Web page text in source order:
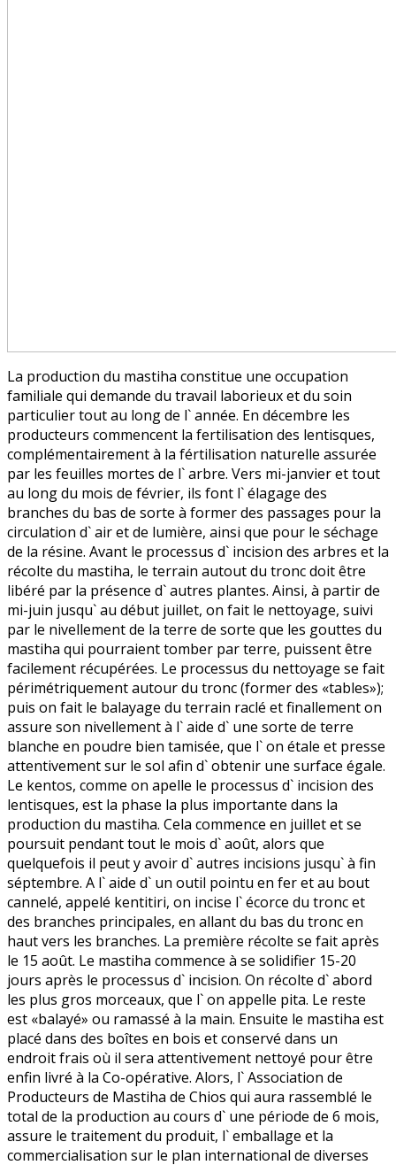
La production du mastiha constitue une occupation
familiale qui demande du travail laborieux et du soin
particulier tout au long de l` année. En décembre les
producteurs commencent la fertilisation des lentisques,
complémentairement à la fértilisation naturelle assurée
par les feuilles mortes de l` arbre. Vers mi-janvier et tout
au long du mois de février, ils font l` élagage des
branches du bas de sorte à former des passages pour la
circulation d` air et de lumière, ainsi que pour le séchage
de la résine. Avant le processus d` incision des arbres et la
récolte du mastiha, le terrain autout du tronc doit être
libéré par la présence d` autres plantes. Ainsi, à partir de
mi-juin jusqu` au début juillet, on fait le nettoyage, suivi
par le nivellement de la terre de sorte que les gouttes du
mastiha qui pourraient tomber par terre, puissent être
facilement récupérées. Le processus du nettoyage se fait
périmétriquement autour du tronc (former des «tables»);
puis on fait le balayage du terrain raclé et finallement on
assure son nivellement à l` aide d` une sorte de terre
blanche en poudre bien tamisée, que l` on étale et presse
attentivement sur le sol afin d` obtenir une surface égale.
Le kentos, comme on apelle le processus d` incision des
lentisques, est la phase la plus importante dans la
production du mastiha. Cela commence en juillet et se
poursuit pendant tout le mois d` août, alors que
quelquefois il peut y avoir d` autres incisions jusqu` à fin
séptembre. A l` aide d` un outil pointu en fer et au bout
cannelé, appelé kentitiri, on incise l` écorce du tronc et
des branches principales, en allant du bas du tronc en
haut vers les branches. La première récolte se fait après
le 15 août. Le mastiha commence à se solidifier 15-20
jours après le processus d` incision. On récolte d` abord
les plus gros morceaux, que l` on appelle pita. Le reste
est «balayé» ou ramassé à la main. Ensuite le mastiha est
placé dans des boîtes en bois et conservé dans un
endroit frais où il sera attentivement nettoyé pour être
enfin livré à la Co-opérative. Alors, l` Association de
Producteurs de Mastiha de Chios qui aura rassemblé le
total de la production au cours d` une période de 6 mois,
assure le traitement du produit, l` emballage et la
commercialisation sur le plan international de diverses